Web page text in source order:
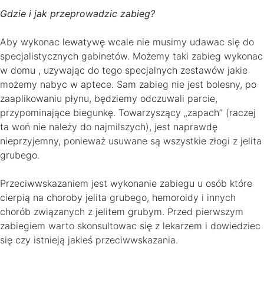
Gdzie i jak przeprowadzic zabieg?
Aby wykonac lewatywę wcale nie musimy udawac się do
specjalistycznych gabinetów. Możemy taki zabieg wykonac
w domu , uzywając do tego specjalnych zestawów jakie
możemy nabyc w aptece. Sam zabieg nie jest bolesny, po
zaaplikowaniu płynu, będziemy odczuwali parcie,
przypominające biegunkę. Towarzyszący „zapach” (raczej
ta woń nie należy do najmilszych), jest naprawdę
nieprzyjemny, ponieważ usuwane są wszystkie złogi z jelita
grubego.
Przeciwwskazaniem jest wykonanie zabiegu u osób które
cierpią na choroby jelita grubego, hemoroidy i innych
chorób związanych z jelitem grubym. Przed pierwszym
zabiegiem warto skonsultowac się z lekarzem i dowiedziec
się czy istnieją jakieś przeciwwskazania.